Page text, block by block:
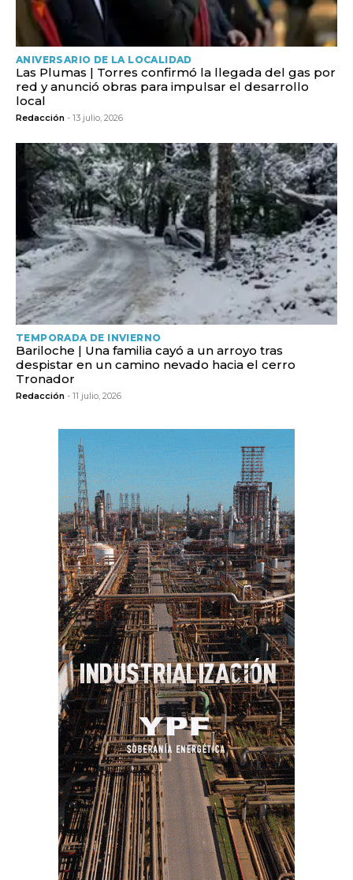
ANIVERSARIO DE LA LOCALIDAD
Las Plumas | Torres confirmó la llegada del gas por
red y anunció obras para impulsar el desarrollo
local
Redacción - 13 julio, 2026
TEMPORADA DE INVIERNO
Bariloche | Una familia cayó a un arroyo tras
despistar en un camino nevado hacia el cerro
Tronador
Redacción - 11 julio, 2026